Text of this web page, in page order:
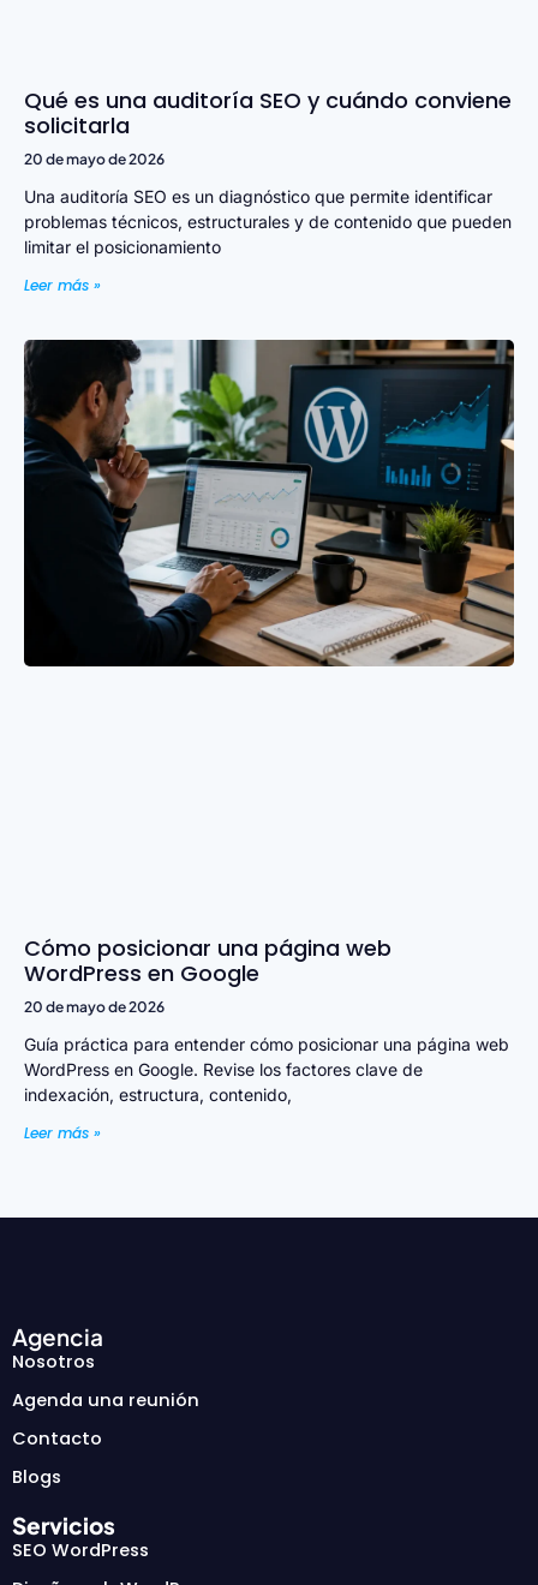
Qué es una auditoría SEO y cuándo conviene
solicitarla
20 de mayo de 2026
Una auditoría SEO es un diagnóstico que permite identificar
problemas técnicos, estructurales y de contenido que pueden
limitar el posicionamiento
Leer más »
Cómo posicionar una página web
WordPress en Google
20 de mayo de 2026
Guía práctica para entender cómo posicionar una página web
WordPress en Google. Revise los factores clave de
indexación, estructura, contenido,
Leer más »
Agencia
Nosotros
Agenda una reunión
Contacto
Blogs
Servicios
SEO WordPress